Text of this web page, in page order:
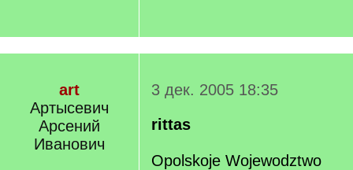
art
Артысевич
Арсений
Иванович
3 дек. 2005 18:35
rittas
Opolskoje Wojewodztwo